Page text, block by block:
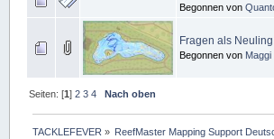
Begonnen von
Fragen als
Begonnen von Maggi
Seiten: [1]2 3 4 Nach oben
TACKLEFEVER » ReefMaster Mapping Support